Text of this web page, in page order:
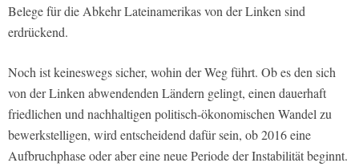
Belege für die Abkehr Lateinamerikas von der Linken sind
erdrückend.
Noch ist keineswegs sicher, wohin der Weg führt. Ob es den sich
von der Linken abwendenden Ländern gelingt, einen dauerhaft
friedlichen und nachhaltigen politisch-ökonomischen Wandel zu
bewerkstelligen, wird entscheidend dafür sein, ob 2016 eine
Aufbruchphase oder aber eine neue Periode der Instabilität beginnt.